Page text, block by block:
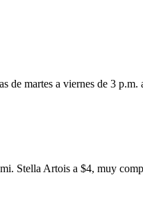
martes a viernes de 3
Stella Artois a $4, muy